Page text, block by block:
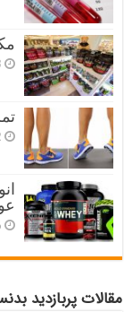
مقالات پربازدید